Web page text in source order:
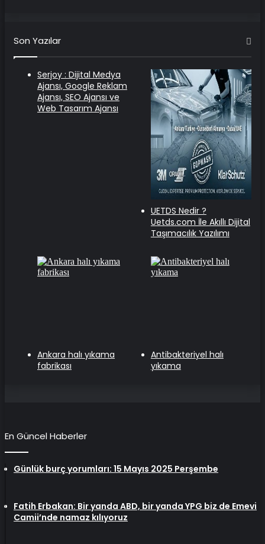
Son Yazılar
Serjoy : Dijital Medya
Ajansı, Google Reklam
Ajansı, SEO Ajansı ve
Web Tasarım Ajansı
UETDS Nedir ?
Uetds.com İle Akıllı Dijital
Taşımacılık Yazılımı
Ankara halı yıkama
fabrikası
Antibakteriyel halı
yıkama
En Güncel Haberler
Günlük burç yorumları: 15 Mayıs 2025 Perşembe
Fatih Erbakan: Bir yanda ABD, bir yanda YPG biz de Emevi
Camii’nde namaz kılıyoruz